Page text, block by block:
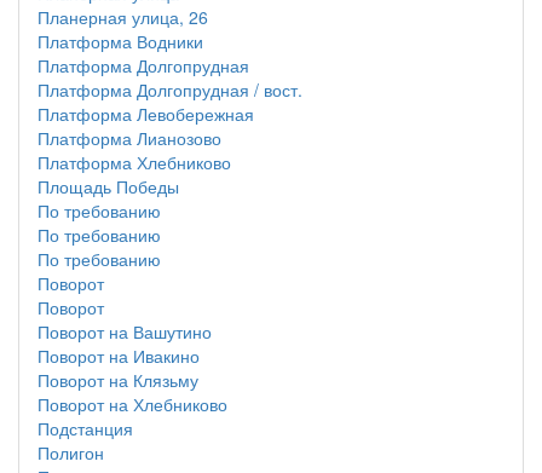
Планерная улица, 26
Платформа Водники
Платформа Долгопрудная
Платформа Долгопрудная / вост.
Платформа Левобережная
Платформа Лианозово
Платформа Хлебниково
Площадь Победы
По требованию
По требованию
По требованию
Поворот
Поворот
Поворот на Вашутино
Поворот на Ивакино
Поворот на Клязьму
Поворот на Хлебниково
Подстанция
Полигон